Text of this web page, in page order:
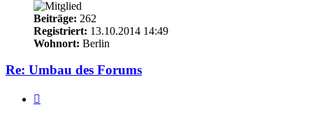
Beiträge: 262
Registriert: 13.10.2014 14:49
Wohnort: Berlin
Re: Umbau des Forums